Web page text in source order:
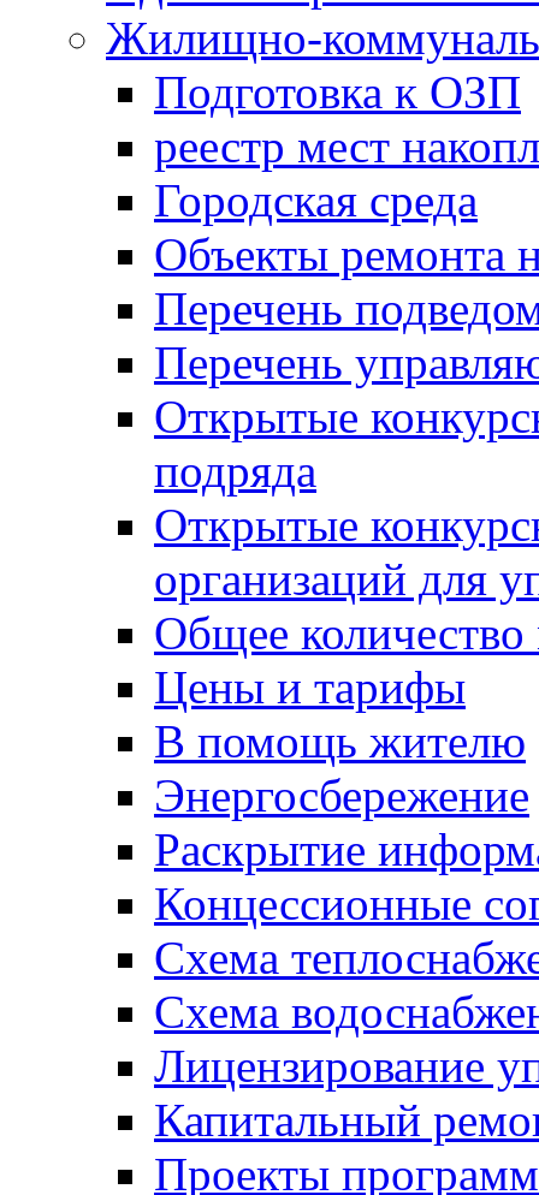
Жилищно-
Подготовка к ОЗП
реестр мест
Городская среда
Объекты ремонта
Перечень
Перечень
Открытые
подряда
Открытые
организаций для
Общее
Цены и тарифы
В помощь жителю
Энергосбережение
Раскрытие
Концессионные
Схема
Схема
Лицензирование
Капитальный
Проекты программ